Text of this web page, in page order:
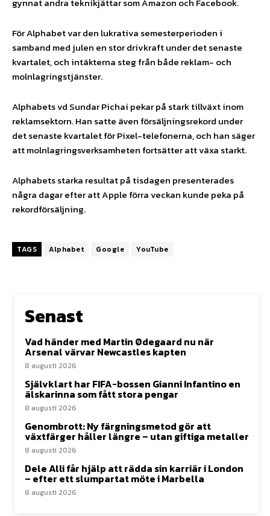
För Alphabet var den lukrativa semesterperioden i
samband med julen en stor drivkraft under det senaste
kvartalet, och intäkterna steg från både reklam- och
molnlagringstjänster.
Alphabets vd Sundar Pichai pekar på stark tillväxt inom
reklamsektorn. Han satte även försäljningsrekord under
det senaste kvartalet för Pixel-telefonerna, och han säger
att molnlagringsverksamheten fortsätter att växa starkt.
Alphabets starka resultat på tisdagen presenterades
några dagar efter att Apple förra veckan kunde peka på
rekordförsäljning.
TAGS Alphabet Google YouTube
Senast
Vad händer med Martin Ødegaard nu när
Arsenal värvar Newcastles kapten
8 augusti 2026
Självklart har FIFA-bossen Gianni Infantino en
älskarinna som fått stora pengar
8 augusti 2026
Genombrott: Ny färgningsmetod gör att
växtfärger håller längre – utan giftiga metaller
8 augusti 2026
Dele Alli får hjälp att rädda sin karriär i London
– efter ett slumpartat möte i Marbella
8 augusti 2026